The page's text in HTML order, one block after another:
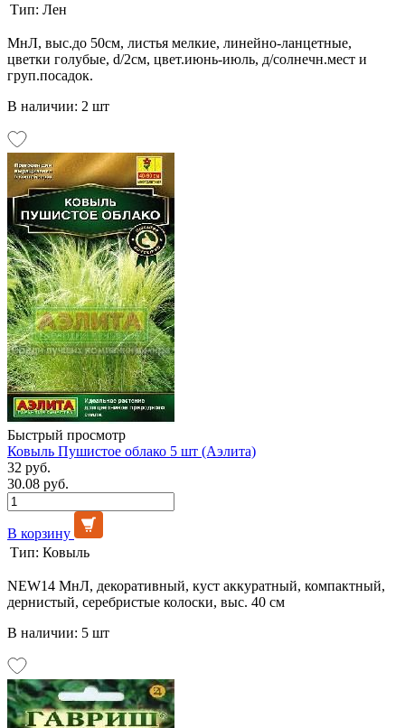
Тип: Лен
МнЛ, выс.до 50см, листья мелкие, линейно-ланцетные,
цветки голубые, d/2см, цвет.июнь-июль, д/солнечн.мест и
груп.посадок.
В наличии: 2 шт
Быстрый просмотр
Ковыль Пушистое облако 5 шт (Аэлита)
32 руб.
30.08 руб.
В корзину
Тип: Ковыль
NEW14 МнЛ, декоративный, куст аккуратный, компактный,
дернистый, серебристые колоски, выс. 40 см
В наличии: 5 шт